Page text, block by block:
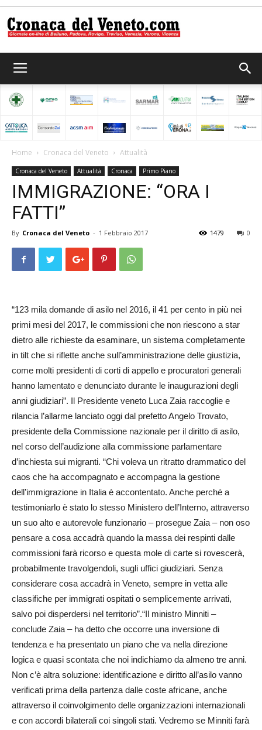
del
Veneto
Home Cronaca del Veneto Attualità
Cronaca del Veneto Attualità Cronaca Primo Piano
IMMIGRAZIONE: “ORA I
FATTI”
By Cronaca del Veneto - 1 Febbraio 2017 0
1479
“123 mila domande di asilo nel 2016, il 41 per cento in più nei
primi mesi del 2017, le commissioni che non riescono a star
dietro alle richieste da esaminare, un sistema completamente
in tilt che si riflette anche sull’amministrazione delle giustizia,
come molti presidenti di corti di appello e procuratori generali
hanno lamentato e denunciato durante le inaugurazioni degli
anni giudiziari”. Il Presidente veneto Luca Zaia raccoglie e
rilancia l’allarme lanciato oggi dal prefetto Angelo Trovato,
presidente della Commissione nazionale per il diritto di asilo,
nel corso dell’audizione alla com­missione parlamentare
d’inchiesta sui migranti. “Chi voleva un ritratto drammatico del
caos che ha accompagnato e accompagna la gestione
dell’immigrazione in Italia è accontentato. Anche perché a
testimoniarlo è stato lo stesso Ministero dell’Interno, attraverso
un suo alto e autorevole funzionario – prosegue Zaia – non oso
pensare a cosa accadrà quando la massa dei respinti dalle
commissioni farà ricorso e questa mole di carte si rovescerà,
probabilmente travolgendoli, sugli uffici giudiziari. Senza
considerare cosa accadrà in Veneto, sempre in vetta alle
classifiche per immigrati ospitati o semplicemente arrivati,
salvo poi disperdersi nel territorio”.“Il ministro Minniti –
conclude Zaia – ha detto che occorre una inversione di
tendenza e ha presentato un piano che va nella direzione
logica e quasi scontata che noi indichiamo da almeno tre anni.
Non c’è altra soluzione: identificazione e diritto all’asilo vanno
verificati prima della partenza dalle coste africane, anche
attraverso il coinvolgimento delle organizzazioni internazionali
e con accordi bilaterali coi singoli stati. Vedremo se Minniti farà